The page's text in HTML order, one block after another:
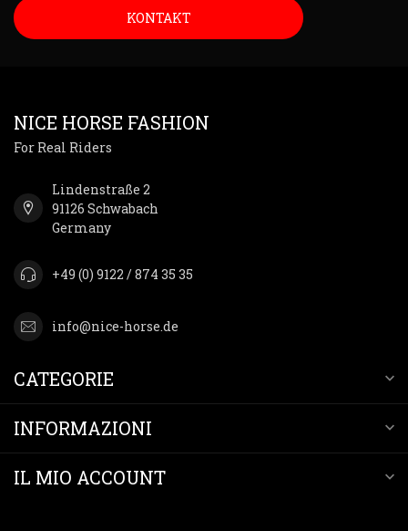
KONTAKT
NICE HORSE FASHION
For Real Riders
Lindenstraße 2
91126 Schwabach
Germany
+49 (0) 9122 / 874 35 35
info@nice-horse.de
CATEGORIE
INFORMAZIONI
IL MIO ACCOUNT